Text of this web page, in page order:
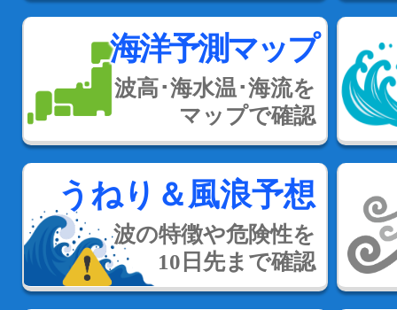
海洋予測マップ
波高･海水温･海流を
マップで確認
うねり＆風浪予想
波の特徴や危険性を
10日先まで確認